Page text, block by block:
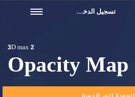
تسجيل الدخول
3D max 2
Opacity Map